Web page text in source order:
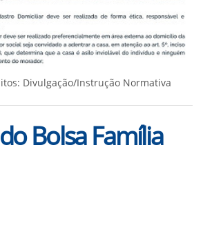
Divulgação/Instrução Normativa
Bolsa Família